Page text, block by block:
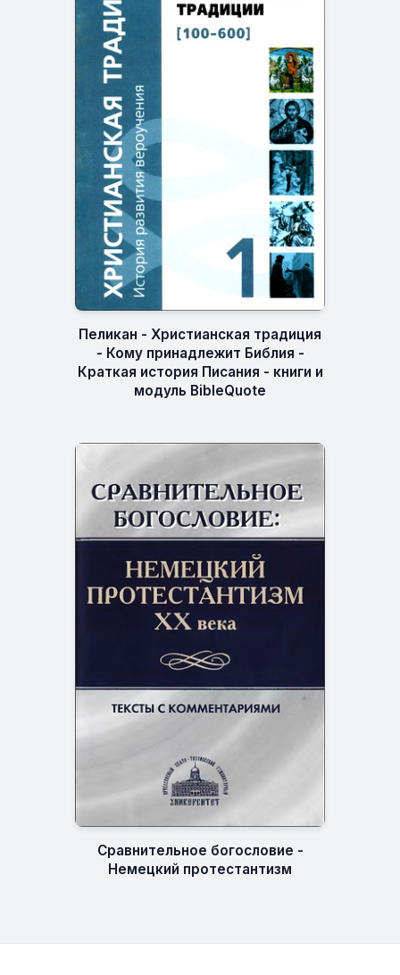
Пеликан - Христианская традиция
- Кому принадлежит Библия -
Краткая история Писания - книги и
модуль BibleQuote
Сравнительное богословие -
Немецкий протестантизм